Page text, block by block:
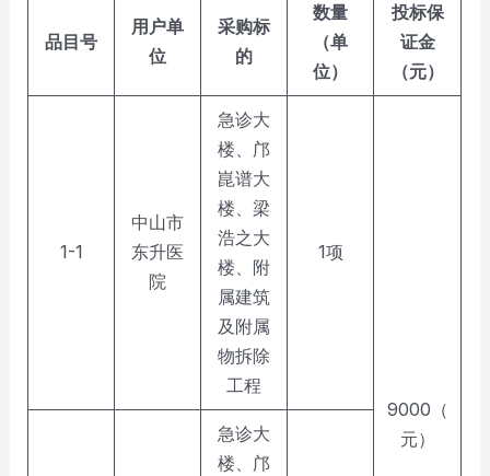
品目号
用户单
位
采购标
的
数量
（单
位）
投标保
证金
（元）
1-1
中山市
东升医
院
急诊大
楼、邝
崑谱大
楼、梁
浩之大
楼、附
属建筑
及附属
物拆除
工程
1项
9000（
元）
急诊大
楼、邝